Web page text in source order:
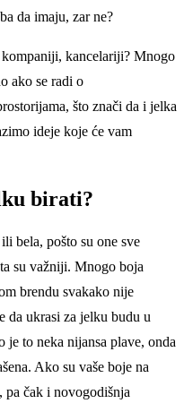
da imaju, zar ne?
kancelariji? Mnogo
ako se radi o
što znači da i jelka
ideje koje će vam
birati?
bela, pošto su one sve
su važniji. Mnogo boja
brendu svakako nije
da ukrasi za jelku budu u
je to neka nijansa plave, onda
Ako su vaše boje na
pa čak i novogodišnja